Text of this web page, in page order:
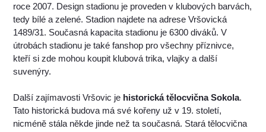
roce 2007. Design stadionu je proveden v klubových barvách,
tedy bílé a zelené. Stadion najdete na adrese Vršovická
1489/31. Současná kapacita stadionu je 6300 diváků. V
útrobách stadionu je také fanshop pro všechny příznivce,
kteří si zde mohou koupit klubová trika, vlajky a další
suvenýry.
Další zajímavosti Vršovic je historická tělocvična Sokola.
Tato historická budova má své kořeny už v 19. století,
nicméně stála někde jinde než ta současná. Stará tělocvična